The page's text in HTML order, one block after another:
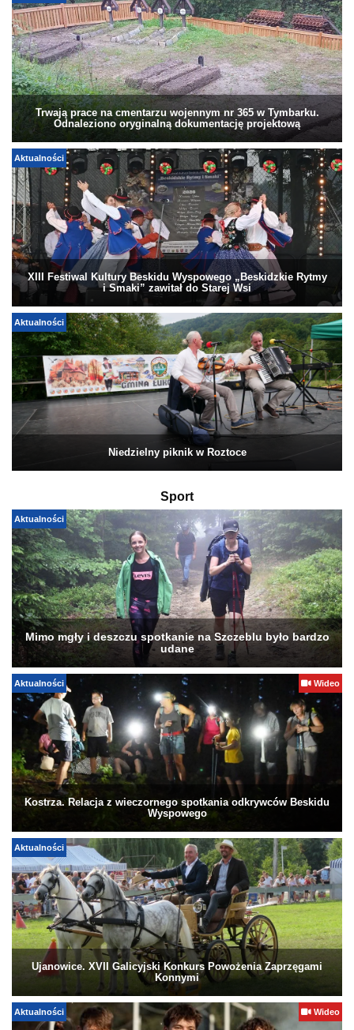
Trwają prace na cmentarzu wojennym nr 365 w Tymbarku.
Odnaleziono oryginalną dokumentację projektową
Aktualności
XIII Festiwal Kultury Beskidu Wyspowego „Beskidzkie Rytmy
i Smaki” zawitał do Starej Wsi
Aktualności
Niedzielny piknik w Roztoce
Sport
Aktualności
Mimo mgły i deszczu spotkanie na Szczeblu było bardzo
udane
Aktualności Wideo
Kostrza. Relacja z wieczornego spotkania odkrywców Beskidu
Wyspowego
Aktualności
Ujanowice. XVII Galicyjski Konkurs Powożenia Zaprzęgami
Konnymi
Aktualności Wideo